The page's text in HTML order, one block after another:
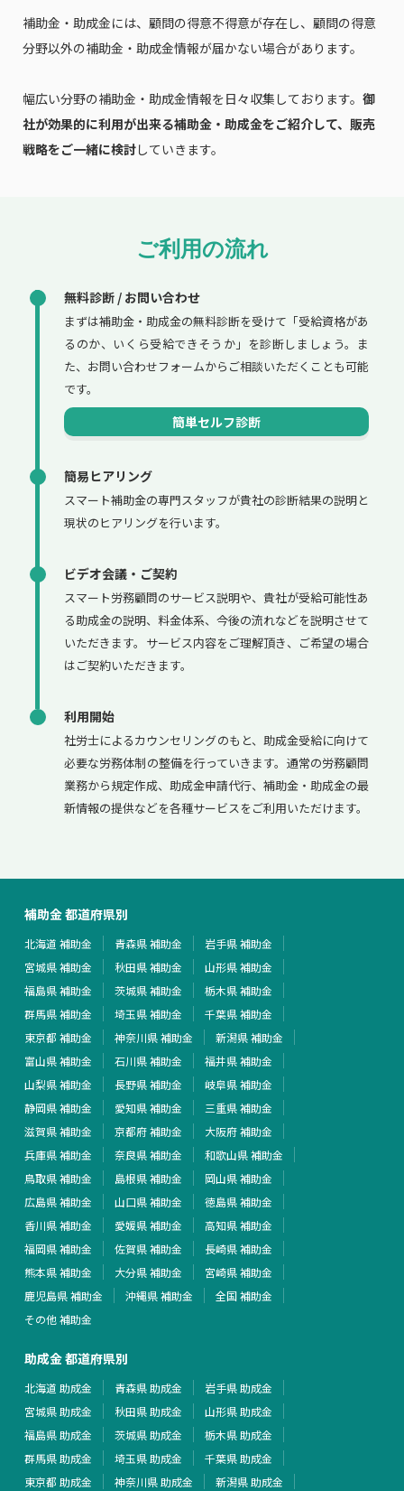
補助金・助成金には、顧問の得意不得意が存在し、顧問の得意
分野以外の補助金・助成金情報が届かない場合があります。
幅広い分野の補助金・助成金情報を日々収集しております。 御
社が効果的に利用が出来る補助金・助成金をご紹介して、販売
戦略をご一緒に検討していきます。
ご利用の流れ
無料診断 / お問い合わせ
まずは補助金・助成金の無料診断を受けて「受給資格があ
るのか、いくら受給できそうか」を診断しましょう。ま
た、お問い合わせフォームからご相談いただくことも可能
です。
簡単セルフ診断
簡易ヒアリング
スマート補助金の専門スタッフが貴社の診断結果の説明と
現状のヒアリングを行います。
ビデオ会議・ご契約
スマート労務顧問のサービス説明や、貴社が受給可能性あ
る助成金の説明、料金体系、今後の流れなどを説明させて
いただきます。サービス内容をご理解頂き、ご希望の場合
はご契約いただきます。
利用開始
社労士によるカウンセリングのもと、助成金受給に向けて
必要な労務体制の整備を行っていきます。通常の労務顧問
業務から規定作成、助成金申請代行、補助金・助成金の最
新情報の提供などを各種サービスをご利用いただけます。
補助金 都道府県別
北海道 補助金 青森県 補助金
岩手県 補助金
宮城県 補助金
秋田県 補助金
山形県 補助金
福島県 補助金
茨城県 補助金
栃木県 補助金
群馬県 補助金
埼玉県 補助金
千葉県 補助金
東京都 補助金
神奈川県 補助金
新潟県 補助金
富山県 補助金
石川県 補助金
福井県 補助金
山梨県 補助金
長野県 補助金
岐阜県 補助金
静岡県 補助金
愛知県 補助金
三重県 補助金
滋賀県 補助金
京都府 補助金
大阪府 補助金
兵庫県 補助金
奈良県 補助金
和歌山県 補助金
鳥取県 補助金
島根県 補助金
岡山県 補助金
広島県 補助金
山口県 補助金
徳島県 補助金
香川県 補助金
愛媛県 補助金
高知県 補助金
福岡県 補助金
佐賀県 補助金
長崎県 補助金
熊本県 補助金
大分県 補助金
宮崎県 補助金
鹿児島県 補助金
沖縄県 補助金
全国 補助金
その他 補助金
助成金 都道府県別
北海道 助成金 青森県 助成金
岩手県 助成金
宮城県 助成金
秋田県 助成金
山形県 助成金
福島県 助成金
茨城県 助成金
栃木県 助成金
群馬県 助成金
埼玉県 助成金
千葉県 助成金
東京都 助成金
神奈川県 助成金
新潟県 助成金